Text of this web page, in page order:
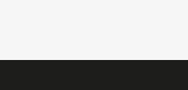
trouverez